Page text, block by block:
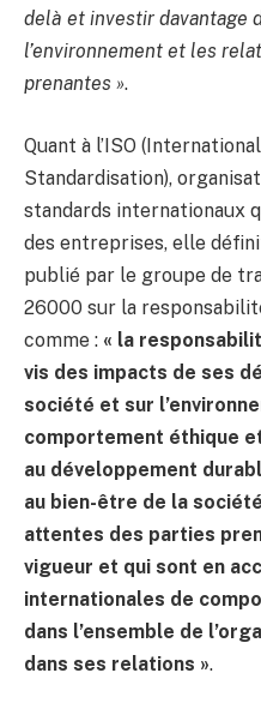
delà et investir davantage
l’environnement et les
prenantes ».
Quant à l’ISO
Standardisation),
standards internationaux
des entreprises, elle
publié par le groupe de
26000 sur la
comme : « la
vis des impacts de ses
société et sur
comportement éthique
au développement
au bien-être de la
attentes des parties
vigueur et qui sont en
internationales de
dans l’ensemble de
dans ses relations ».